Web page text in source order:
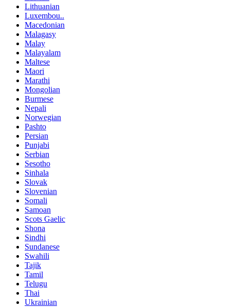
Lithuanian
Luxembou..
Macedonian
Malagasy
Malay
Malayalam
Maltese
Maori
Marathi
Mongolian
Burmese
Nepali
Norwegian
Pashto
Persian
Punjabi
Serbian
Sesotho
Sinhala
Slovak
Slovenian
Somali
Samoan
Scots Gaelic
Shona
Sindhi
Sundanese
Swahili
Tajik
Tamil
Telugu
Thai
Ukrainian